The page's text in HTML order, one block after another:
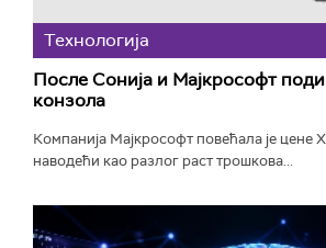
Технологијa
После Сонија и Мајкрософт
конзола
Компанија Мајкрософт повећала је цене
наводећи као разлог раст трошкова...